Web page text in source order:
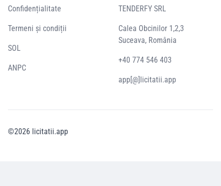
Confidențialitate
Termeni și condiții
SOL
ANPC
TENDERFY SRL
Calea Obcinilor 1,2,3
Suceava, România
+40 774 546 403
app[@]licitatii.app
©2026 licitatii.app